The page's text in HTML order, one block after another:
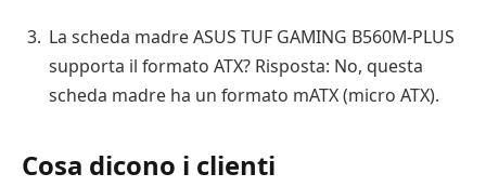
La scheda madre ASUS TUF GAMING B560M-PLUS
supporta il formato ATX? Risposta: No, questa
scheda madre ha un formato mATX (micro ATX).
Cosa dicono i clienti